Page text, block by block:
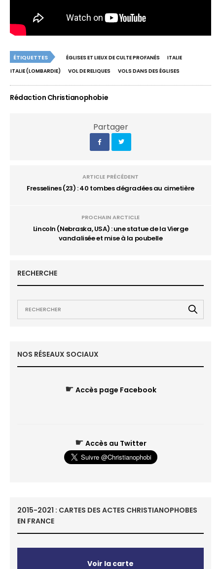
ÉTIQUETTES ÉGLISES ET LIEUX DE CULTE PROFANÉS
ITALIE
ITALIE (LOMBARDIE)
VOL DE RELIQUES VOLS DANS DES ÉGLISES
Rédaction Christianophobie
Partager
ARTICLE PRÉCÉDENT
Fresselines (23) : 40 tombes dégradées au cimetière
PROCHAIN ARCTICLE
Lincoln (Nebraska, USA) : une statue de la Vierge
vandalisée et mise à la poubelle
RECHERCHE
NOS RÉSEAUX SOCIAUX
☛ Accès page Facebook
☛ Accès au Twitter
2015-2021 : CARTES DES ACTES CHRISTIANOPHOBES
EN FRANCE
Voir la carte